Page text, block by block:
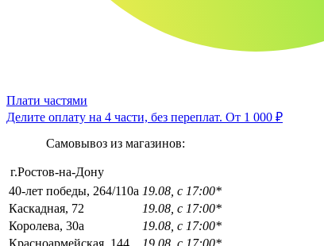
Плати частями
Делите оплату на 4 части, без переплат. От 1 000 ₽
Самовывоз из магазинов:
г.Ростов-на-Дону
40-лет победы, 264/110а 19.08, с 17:00*
Каскадная, 72
19.08, с 17:00*
Королева, 30а
19.08, с 17:00*
Красноармейская, 144
19.08, с 17:00*